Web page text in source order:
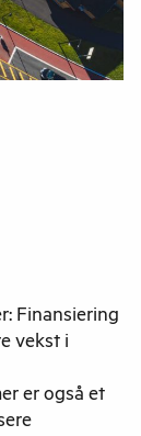
Finansiering
vekst i
er også et